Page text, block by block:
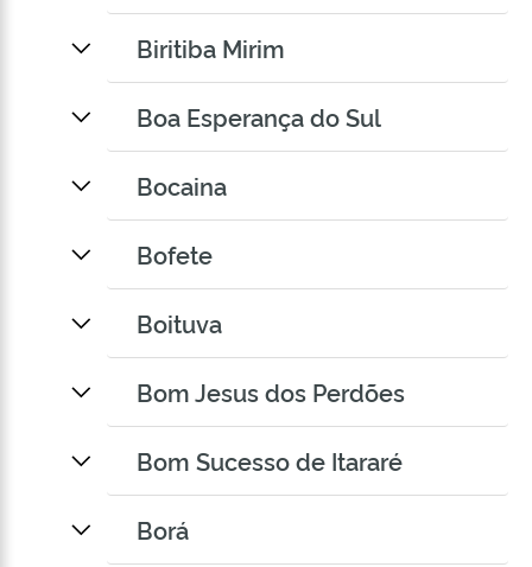
Biritiba Mirim
Boa Esperança do Sul
Bocaina
Bofete
Boituva
Bom Jesus dos Perdões
Bom Sucesso de Itararé
Borá